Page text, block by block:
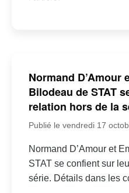
Normand D’Amour
Bilodeau de STAT
relation hors de la
Publié le vendredi 17
Normand D’Amour et
STAT se confient sur
série. Détails dans les